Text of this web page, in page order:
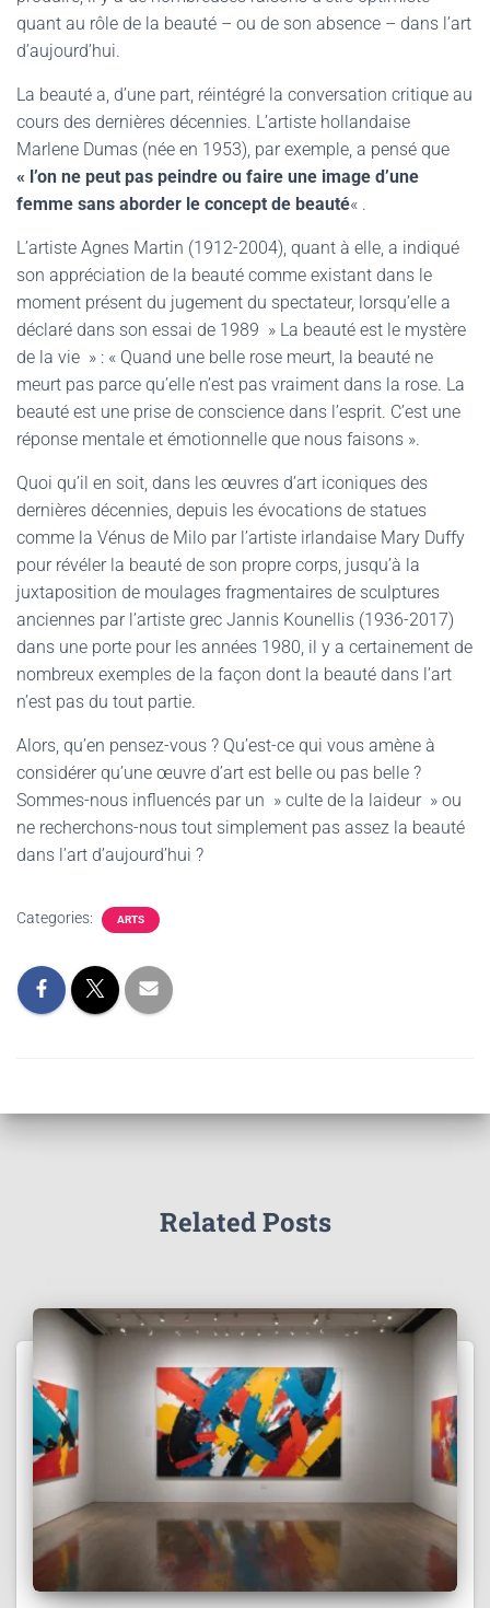
quant au rôle de la beauté – ou de son absence – dans l’art
d’aujourd’hui.
La beauté a, d’une part, réintégré la conversation critique au
cours des dernières décennies. L’artiste hollandaise
Marlene Dumas (née en 1953), par exemple, a pensé que
« l’on ne peut pas peindre ou faire une image d’une
femme sans aborder le concept de beauté« .
L’artiste Agnes Martin (1912-2004), quant à elle, a indiqué
son appréciation de la beauté comme existant dans le
moment présent du jugement du spectateur, lorsqu’elle a
déclaré dans son essai de 1989 » La beauté est le mystère
de la vie » : « Quand une belle rose meurt, la beauté ne
meurt pas parce qu’elle n’est pas vraiment dans la rose. La
beauté est une prise de conscience dans l’esprit. C’est une
réponse mentale et émotionnelle que nous faisons ».
Quoi qu’il en soit, dans les œuvres d’art iconiques des
dernières décennies, depuis les évocations de statues
comme la Vénus de Milo par l’artiste irlandaise Mary Duffy
pour révéler la beauté de son propre corps, jusqu’à la
juxtaposition de moulages fragmentaires de sculptures
anciennes par l’artiste grec Jannis Kounellis (1936-2017)
dans une porte pour les années 1980, il y a certainement de
nombreux exemples de la façon dont la beauté dans l’art
n’est pas du tout partie.
Alors, qu’en pensez-vous ? Qu’est-ce qui vous amène à
considérer qu’une œuvre d’art est belle ou pas belle ?
Sommes-nous influencés par un » culte de la laideur » ou
ne recherchons-nous tout simplement pas assez la beauté
dans l’art d’aujourd’hui ?
Categories: ARTS
Related Posts